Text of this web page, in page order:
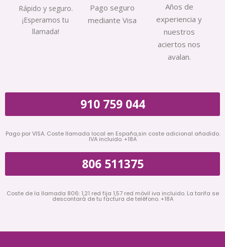
Rápido y seguro.
¡Esperamos tu
llamada!
Pago seguro
mediante Visa
Años de
experiencia y
nuestros
aciertos nos
avalan.
910 759 044
Pago por VISA. Coste llamada local en España,sin coste adicional añadido.
IVA incluido. +18A
806 511375
Coste de la llamada 806: 1,21 red fija 1,57 red móvil iva incluido. La tarifa se
descontará de tu factura de teléfono. +18A